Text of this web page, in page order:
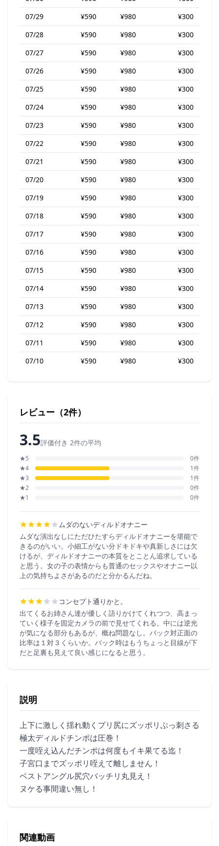
07/29
¥590 ¥980
¥300
07/28
¥590 ¥980
¥300
07/27
¥590 ¥980
¥300
07/26
¥590 ¥980
¥300
07/25
¥590 ¥980
¥300
07/24
¥590 ¥980
¥300
07/23
¥590 ¥980
¥300
07/22
¥590 ¥980
¥300
07/21
¥590 ¥980
¥300
07/20
¥590 ¥980
¥300
07/19
¥590 ¥980
¥300
07/18
¥590 ¥980
¥300
07/17
¥590 ¥980
¥300
07/16
¥590 ¥980
¥300
07/15
¥590 ¥980
¥300
07/14
¥590 ¥980
¥300
07/13
¥590 ¥980
¥300
07/12
¥590 ¥980
¥300
07/11
¥590 ¥980
¥300
07/10
¥590 ¥980 ¥300
レビュー（2件）
3.5評価付き 2件の平均
★5
0件
★4
1件
★3
1件
★2
0件
★1
0件
ムダのないディルドオナニー
ムダな演出なしにただひたすらディルドオナニーを堪能で
きるのがいい。小細工がない分ドキドキや真新しさには欠
けるが、ディルドオナニーの本質をとことん追求している
と思う。女の子の表情からも普通のセックスやオナニー以
上の気持ちよさがあるのだと分かるんだね。
コンセプト通りかと。
出てくるお姉さん達が優しく語りかけてくれつつ、高まっ
ていく様子を固定カメラの前で見せてくれる。中には逆光
が気になる部分もあるが、概ね問題なし。バック対正面の
比率は１対３くらいか。バック時はもうちょっと目線が下
だと足裏も見えて良い感じになると思う。
説明
上下に激しく揺れ動くプリ尻にズッポリぶっ刺さる
極太ディルドチンポは圧巻！
一度咥え込んだチンポは何度もイキ果てる迄！
子宮口までズッポリ咥えて離しません！
ベストアングル尻穴バッチリ丸見え！
ヌケる事間違い無し！
関連動画